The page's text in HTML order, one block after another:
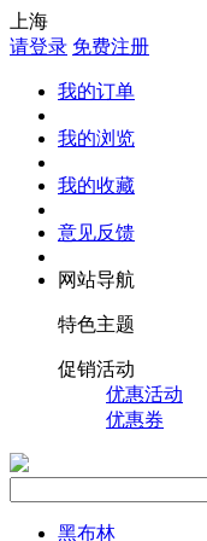
上海
请登录 免费注册
我的订单
我的浏览
我的收藏
意见反馈
网站导航
特色主题
促销活动
优惠活动
优惠券
黑布林